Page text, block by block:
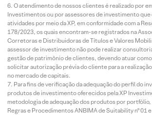
O atendimento de nossos clientes é realizado por
Investimentos ou por assessores de investimento que
atividades por meio da XP, em conformidade com a
178/2023, os quais encontram-se registrados na
Corretoras e Distribuidoras de Títulos e Valores
assessor de investimento não pode realizar
gestão de patrimônio de clientes, devendo atuar
solicitar autorização prévia do cliente para a
no mercado de capitais.
Para fins de verificação da adequação do perfil do
produtos de investimento oferecidos pela XP
metodologia de adequação dos produtos por
Regras e Procedimentos ANBIMA de Suitability nº 01